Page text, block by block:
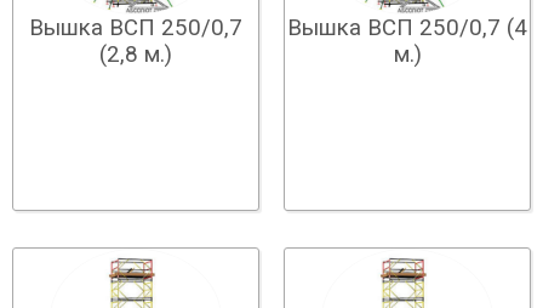
Вышка ВСП 250/0,7
(2,8 м.)
Вышка ВСП 250/0,7 (4
м.)